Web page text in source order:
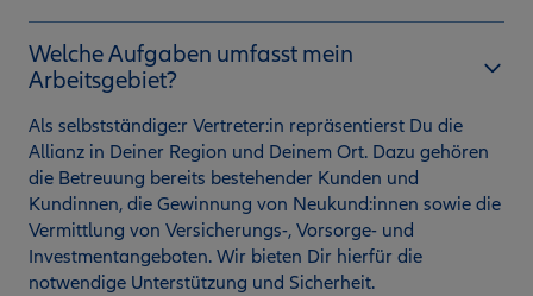
Welche Aufgaben umfasst mein
Arbeitsgebiet?
Als selbstständige:r Vertreter:in repräsentierst Du die
Allianz in Deiner Region und Deinem Ort. Dazu gehören
die Betreuung bereits bestehender Kunden und
Kundinnen, die Gewinnung von Neukund:innen sowie die
Vermittlung von Versicherungs-, Vorsorge- und
Investmentangeboten. Wir bieten Dir hierfür die
notwendige Unterstützung und Sicherheit.